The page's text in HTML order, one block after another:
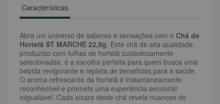
Características
Abra um universo de sabores e sensações com o Chá de
Hortelã ST MARCHE 22,5g. Este chá de alta qualidade,
produzido com folhas de hortelã cuidadosamente
selecionadas, é a escolha perfeita para quem busca uma
bebida revigorante e repleta de benefícios para a saúde.
O aroma refrescante da hortelã é instantaneamente
reconhecível e promete uma experiência sensorial
inigualável. Cada xícara deste chá revela nuances de